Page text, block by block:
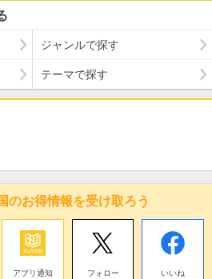
ジャンルで探す
テーマで探す
のお得情報を受け取ろう
アプリ通知 フォロー いいね